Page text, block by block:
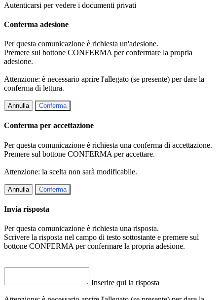
Autenticarsi per vedere i documenti privati
Conferma adesione
Per questa comunicazione è richiesta un'adesione.
Premere sul bottone CONFERMA per confermare la propria
adesione.
Attenzione: è necessario aprire l'allegato (se presente) per dare la
conferma di lettura.
Annulla Conferma
Conferma per accettazione
Per questa comunicazione è richiesta una conferma di accettazione.
Premere sul bottone CONFERMA per accettare.
Attenzione: la scelta non sarà modificabile.
Annulla Conferma
Invia risposta
Per questa comunicazione è richiesta una risposta.
Scrivere la risposta nel campo di testo sottostante e premere sul
bottone CONFERMA per confermare la propria adesione.
Inserire qui la risposta